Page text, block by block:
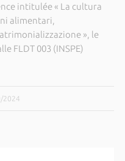
intitulée « La cultura
alimentari,
», le
FLDT 003 (INSPE)
2024